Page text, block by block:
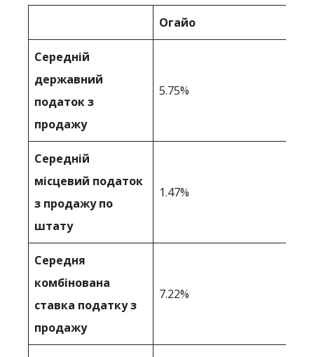
Огайо
Середній
державний
податок з
продажу
5.75%
Середній
місцевий податок
з продажу по
штату
1.47%
Середня
комбінована
ставка податку з
продажу
7.22%